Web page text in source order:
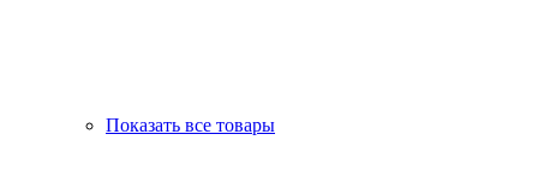
Показать все товары